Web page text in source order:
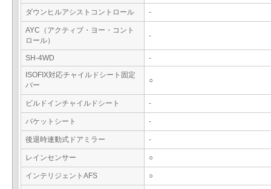
ダウンヒルアシストコントロール -
AYC（アクティブ・ヨー・コント
ロール）
-
SH-4WD
-
ISOFIX対応チャイルドシート固定
バー
○
ビルドインチャイルドシート -
バケットシート -
後退時連動式ドアミラー -
レインセンサー ○
インテリジェントAFS ○